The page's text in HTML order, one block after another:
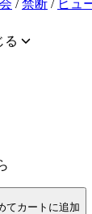
/禁断 / ヒュ
る
てカートに追加